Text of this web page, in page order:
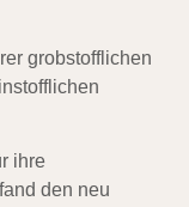
grobstofflichen
ihre
den neu